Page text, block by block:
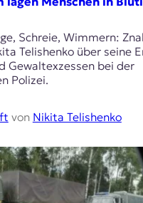
Schreie, Wimmern:
Telishenko über seine
Gewaltexzessen bei der
Polizei.
von Nikita Telishenko